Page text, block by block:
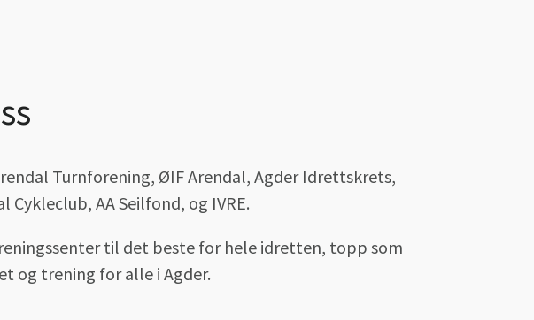
Turnforening, ØIF Arendal, Agder Idrettskrets,
AA Seilfond, og IVRE.
til det beste for hele idretten, topp som
og trening for alle i Agder.